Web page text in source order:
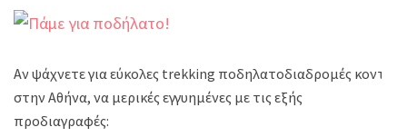
Αν ψάχνετε για εύκολες trekking ποδηλατοδιαδρομές κοντά
στην Αθήνα, να μερικές εγγυημένες με τις εξής
προδιαγραφές: